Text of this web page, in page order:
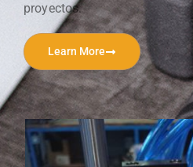
proyectos.
Learn More